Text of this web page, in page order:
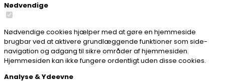
Nødvendige
Nødvendige cookies hjælper med at gøre en hjemmeside
brugbar ved at aktivere grundlæggende funktioner som side-
navigation og adgang til sikre områder af hjemmesiden.
Hjemmesiden kan ikke fungere ordentligt uden disse cookies.
Analyse & Ydeevne